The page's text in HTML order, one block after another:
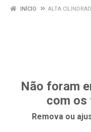
INÍCIO ALTA
Não foram
com
Remova ou